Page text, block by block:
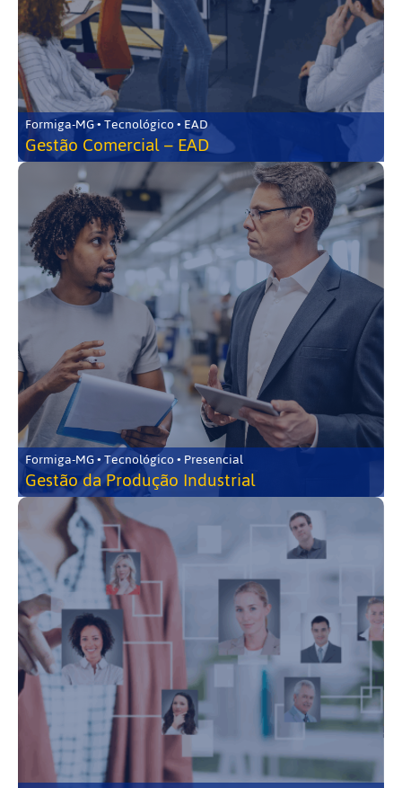
Formiga-MG • Tecnológico • EAD
Gestão Comercial – EAD
Formiga-MG • Tecnológico • Presencial
Gestão da Produção Industrial